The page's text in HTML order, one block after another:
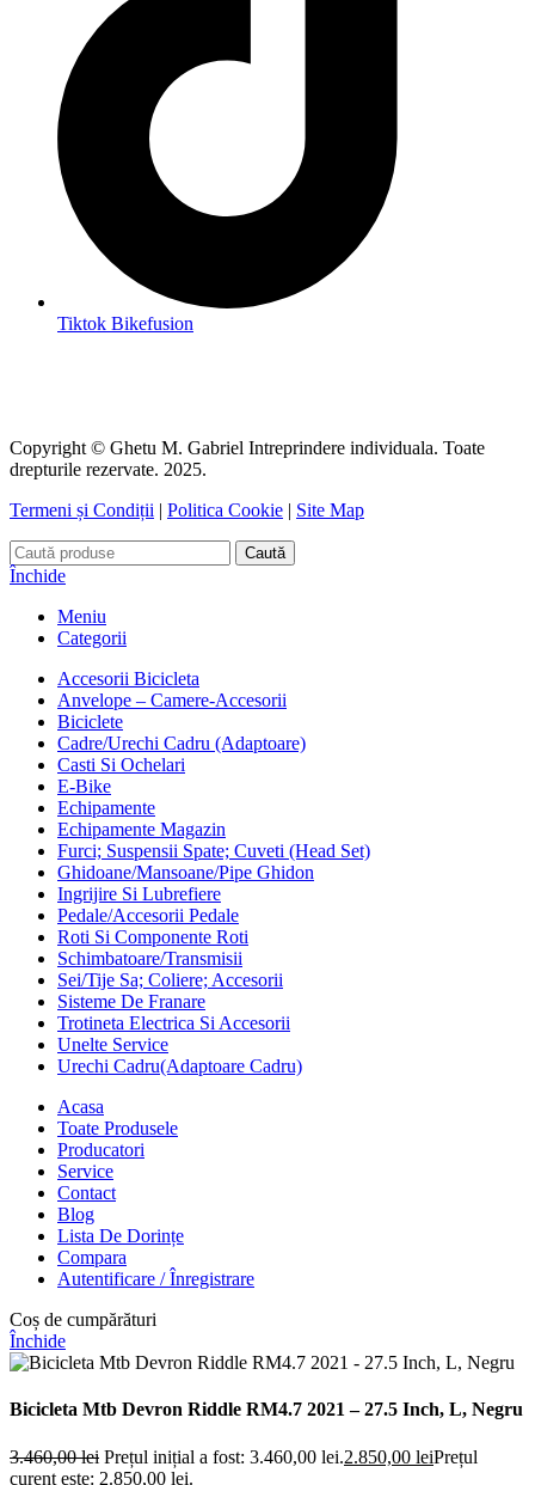
Tiktok Bikefusion
Copyright © Ghetu M. Gabriel Intreprindere individuala. Toate
drepturile rezervate. 2025.
Termeni și Condiții | Politica Cookie | Site Map
Caută
Închide
Meniu
Categorii
Accesorii Bicicleta
Anvelope – Camere-Accesorii
Biciclete
Cadre/Urechi Cadru (Adaptoare)
Casti Si Ochelari
E-Bike
Echipamente
Echipamente Magazin
Furci; Suspensii Spate; Cuveti (Head Set)
Ghidoane/Mansoane/Pipe Ghidon
Ingrijire Si Lubrefiere
Pedale/Accesorii Pedale
Roti Si Componente Roti
Schimbatoare/Transmisii
Sei/Tije Sa; Coliere; Accesorii
Sisteme De Franare
Trotineta Electrica Si Accesorii
Unelte Service
Urechi Cadru(Adaptoare Cadru)
Acasa
Toate Produsele
Producatori
Service
Contact
Blog
Lista De Dorințe
Compara
Autentificare / Înregistrare
Coș de cumpărături
Închide
Bicicleta Mtb Devron Riddle RM4.7 2021 – 27.5 Inch, L, Negru
3.460,00lei Prețul inițial a fost: 3.460,00 lei.2.850,00 leiPrețul
curent este: 2.850,00 lei.